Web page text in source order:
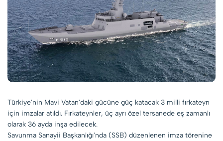
Türkiye'nin Mavi Vatan'daki gücüne güç katacak 3 milli fırkateyn
için imzalar atıldı. Fırkateynler, üç ayrı özel tersanede eş zamanlı
olarak 36 ayda inşa edilecek.
Savunma Sanayii Başkanlığı'nda (SSB) düzenlenen imza törenine